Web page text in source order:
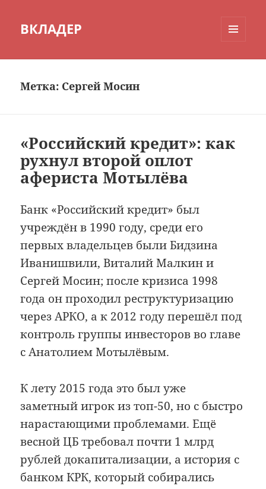
ВКЛАДЕР
Метка: Сергей Мосин
«Российский кредит»: как
рухнул второй оплот
афериста Мотылёва
Банк «Российский кредит» был
учреждён в 1990 году, среди его
первых владельцев были Бидзина
Иванишвили, Виталий Малкин и
Сергей Мосин; после кризиса 1998
года он проходил реструктуризацию
через АРКО, а к 2012 году перешёл под
контроль группы инвесторов во главе
с Анатолием Мотылёвым.
К лету 2015 года это был уже
заметный игрок из топ-50, но с быстро
нарастающими проблемами. Ещё
весной ЦБ требовал почти 1 млрд
рублей докапитализации, а история с
банком КРК, который собирались